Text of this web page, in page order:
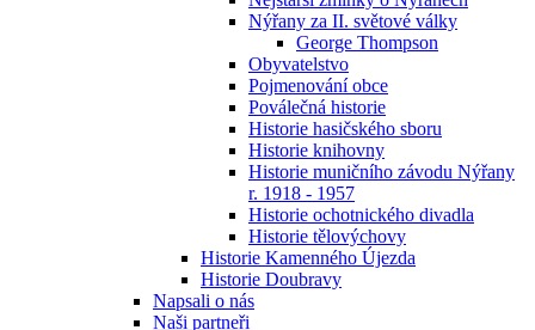
Nýřany za II. světové války
George Thompson
Obyvatelstvo
Pojmenování obce
Poválečná historie
Historie hasičského sboru
Historie knihovny
Historie muničního závodu Nýřany
r. 1918 - 1957
Historie ochotnického divadla
Historie tělovýchovy
Historie Kamenného Újezda
Historie Doubravy
Napsali o nás
Naši partneři